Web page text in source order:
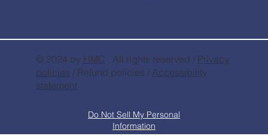
Do Not Sell My Personal
Information
© 2024 by HMC . All rights reserved / Privacy
policies / Refund policies / Accessibility
statement